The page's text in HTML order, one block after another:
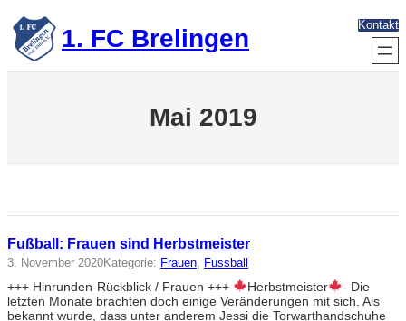
Zum
Inhalt
springen 1. FC Brelingen Kontakt
Mai 2019
Fußball: Frauen sind Herbstmeister
3. November 2020Kategorie: Frauen, Fussball
+++ Hinrunden-Rückblick / Frauen +++ Herbstmeister
- Die
letzten Monate brachten doch einige Veränderungen mit sich. Als
bekannt wurde, dass unter anderem Jessi die Torwarthandschuhe